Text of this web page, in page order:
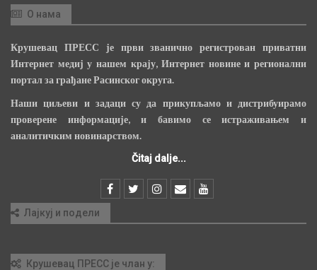
О нама
Крушевац ПРЕСС је први званично регистрован приватни
Интернет медиј у нашем крају, Интернет новине и регионални
портал за грађане Расинског округа.
Наши циљеви и задаци су да прикупљамо и дистрибуирамо
проверене информације, и бавимо се истраживањем и
аналитичким новинарством.
Čitaj dalje...
Лајкуј и подели
Крушевац ПРЕСС је члан у: